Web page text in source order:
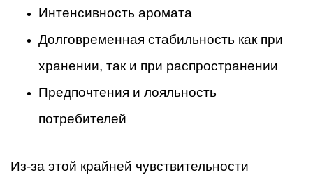
Интенсивность аромата
Долговременная стабильность как при
хранении, так и при распространении
Предпочтения и лояльность
потребителей
Из-за этой крайней чувствительности